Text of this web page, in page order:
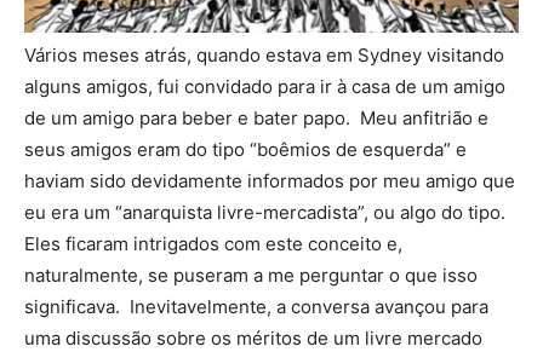
Vários meses atrás, quando estava em Sydney visitando
alguns amigos, fui convidado para ir à casa de um amigo
de um amigo para beber e bater papo. Meu anfitrião e
seus amigos eram do tipo “boêmios de esquerda” e
haviam sido devidamente informados por meu amigo que
eu era um “anarquista livre-mercadista”, ou algo do tipo.
Eles ficaram intrigados com este conceito e,
naturalmente, se puseram a me perguntar o que isso
significava. Inevitavelmente, a conversa avançou para
uma discussão sobre os méritos de um livre mercado